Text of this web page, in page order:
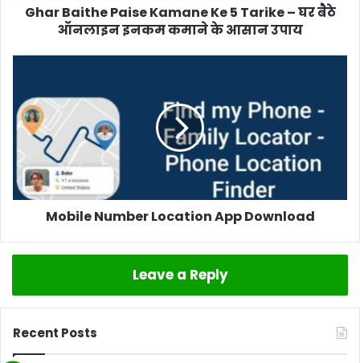
Ghar Baithe Paise Kamane Ke 5 Tarike – घर बैठे
ऑनलाइन इनकम कमाने के आसान उपाय
Mobile Number Location App Download
Leave a Reply
Recent Posts